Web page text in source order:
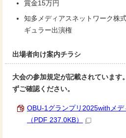
賞金15万円
知多メディアスネットワーク株
ギュラー出演権
出場者向け案内チラシ
大会の参加規定が記載されています
ずご確認ください。
OBU-1グランプリ2025withメ
（PDF 237.0KB）